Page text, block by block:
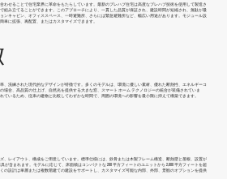
わせることで住宅業界に革命をもたらしています。最新のプレハブ住宅は高度なプレハブ技術を使用して製造さ
組み立てることができます。このアプローチにより、一貫した品質が保証され、建設時間が短縮され、無駄が最
ンキャビン、オフィススペース、一時避難所、さらには緊急避難所など、幅広い用途があります。モジュール設
単に拡張、再配置、またはカスタマイズできます。
、洗練された現代的なデザインが特徴です。多くのモデルは、環境に優しい素材、優れた断熱性、エネルギーコ
場合、高品質の仕上げ、自然光を提供する大きな窓、スマート ホーム テクノロジーの統合が装備されていま
ているため、従来の建物と比較してわずかな時間で、周囲の環境への影響を最小限に抑えて構築できます。
、レイアウト、構成をご用意しています。標準仕様には、鉄骨または木製フレーム構造、断熱壁と屋根、設置が
含まれます。モデルに応じて、床面積はコンパクトな 200 平方フィートのユニットから 2,000 平方フィートを超
の設計は単層または複数階建ての建設をサポートし、カスタマイズ可能な内部、外部、景観のオプションを提供